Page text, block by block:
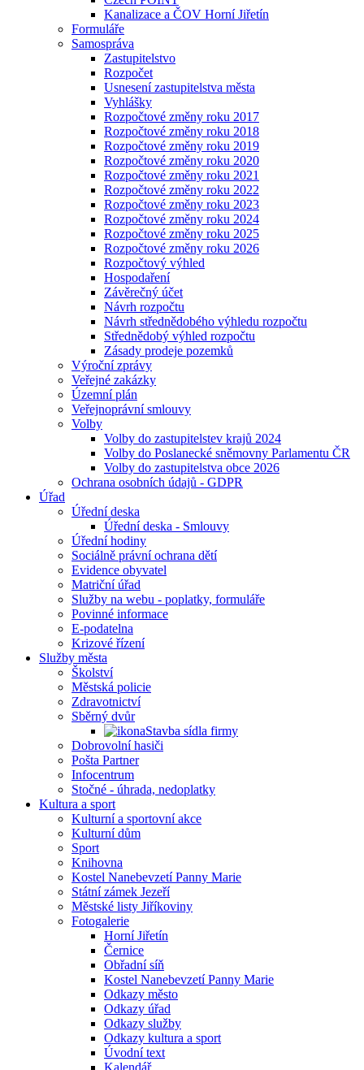
Kanalizace a ČOV Horní Jiřetín
Formuláře
Samospráva
Zastupitelstvo
Rozpočet
Usnesení zastupitelstva města
Vyhlášky
Rozpočtové změny roku 2017
Rozpočtové změny roku 2018
Rozpočtové změny roku 2019
Rozpočtové změny roku 2020
Rozpočtové změny roku 2021
Rozpočtové změny roku 2022
Rozpočtové změny roku 2023
Rozpočtové změny roku 2024
Rozpočtové změny roku 2025
Rozpočtové změny roku 2026
Rozpočtový výhled
Hospodaření
Závěrečný účet
Návrh rozpočtu
Návrh střednědobého výhledu rozpočtu
Střednědobý výhled rozpočtu
Zásady prodeje pozemků
Výroční zprávy
Veřejné zakázky
Územní plán
Veřejnoprávní smlouvy
Volby
Volby do zastupitelstev krajů 2024
Volby do Poslanecké sněmovny Parlamentu ČR
Volby do zastupitelstva obce 2026
Ochrana osobních údajů - GDPR
Úřad
Úřední deska
Úřední deska - Smlouvy
Úřední hodiny
Sociálně právní ochrana dětí
Evidence obyvatel
Matriční úřad
Služby na webu - poplatky, formuláře
Povinné informace
E-podatelna
Krizové řízení
Služby města
Školství
Městská policie
Zdravotnictví
Sběrný dvůr
Stavba sídla firmy
Dobrovolní hasiči
Pošta Partner
Infocentrum
Stočné - úhrada, nedoplatky
Kultura a sport
Kulturní a sportovní akce
Kulturní dům
Sport
Knihovna
Kostel Nanebevzetí Panny Marie
Státní zámek Jezeří
Městské listy Jiříkoviny
Fotogalerie
Horní Jiřetín
Černice
Obřadní síň
Kostel Nanebevzetí Panny Marie
Odkazy město
Odkazy úřad
Odkazy služby
Odkazy kultura a sport
Úvodní text
Kalendář